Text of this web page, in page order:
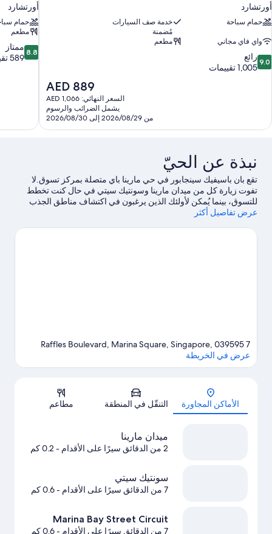
أورتشارد
حمام سباحة
خدمة صف السيارات
مُضمنة
واي فاي مجاني
مطعم
9.0
من
9.0 رائع
1,005 تقييمات
السعر
الحالي
هو
AED
889
AED 889
السعر النهائي: AED 1,066
يشمل الضرائب والرسوم
من 2026/08/29 إلى 2026/08/30
أورتشارد
حمام
مطعم
8.8
من
8.8 ممتاز
589 تقييمًا
نبذة عن الحيّ
تقع بان باسيفيك سينجابور في حي مارينا باي متصلة بمركز تسوق.لا
تفوت زيارة كل من ميدان مارينا وسونتيك سيتي في حال كنت تخطط
للتسوق، بينما يُمكن لأولئك الذين يرغبون في اكتشاف مناطق الجذب
الشهيرة في المنطقة زيارة الحدائق بالقرب من الخليج وحديقة
كل من ستوديوهات Universal Studios Singapore™‎ وحديقة سنغافورة
عرض تفاصيل أكثر
الخريطة
7 Raffles Boulevard, Marina Square, Singapore, 039595
عرض في الخريطة
الأماكن المجاورة التنقّل في المنطقة مطاعم
ميدان مارينا
2 من الدقائق سيرًا على الأقدام - 0.2 كم
سونتيك سيتي
7 من الدقائق سيرًا على الأقدام - 0.6 كم
Marina Bay Street Circuit
7 من الدقائق سيرًا على الأقدام - 0.6 كم